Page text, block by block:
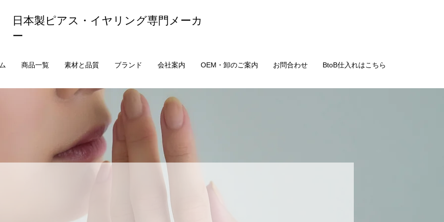
日本製ピアス・イヤリング専門メーカ
ー
商品一覧 素材と品質 ブランド 会社案内 OEM・卸のご案内 お問合わせ BtoB仕入れはこちら